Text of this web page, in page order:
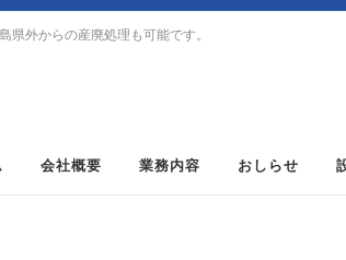
外からの産廃処理も可能です。
会社概要 業務内容 おしらせ